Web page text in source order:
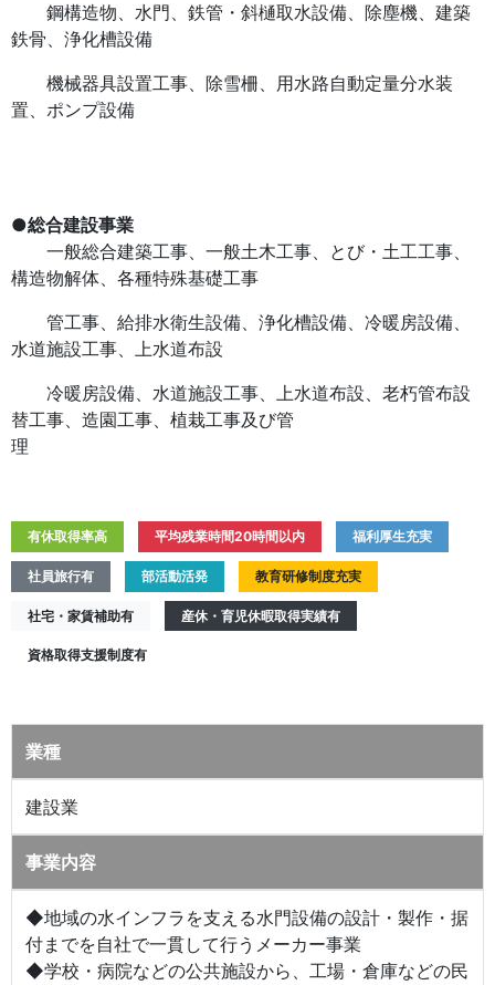
鋼構造物、水門、鉄管・斜樋取水設備、除塵機、建築
鉄骨、浄化槽設備
機械器具設置工事、除雪柵、用水路自動定量分水装
置、ポンプ設備
●総合建設事業
一般総合建築工事、一般土木工事、とび・土工工事、
構造物解体、各種特殊基礎工事
管工事、給排水衛生設備、浄化槽設備、冷暖房設備、
水道施設工事、上水道布設
冷暖房設備、水道施設工事、上水道布設、老朽管布設
替工事、造園工事、植栽工事及び管
理
有休取得率高 平均残業時間20時間以内 福利厚生充実
社員旅行有 部活動活発 教育研修制度充実
社宅・家賃補助有 産休・育児休暇取得実績有
資格取得支援制度有
業種
建設業
事業内容
◆地域の水インフラを支える水門設備の設計・製作・据
付までを自社で一貫して行うメーカー事業
◆学校・病院などの公共施設から、工場・倉庫などの民